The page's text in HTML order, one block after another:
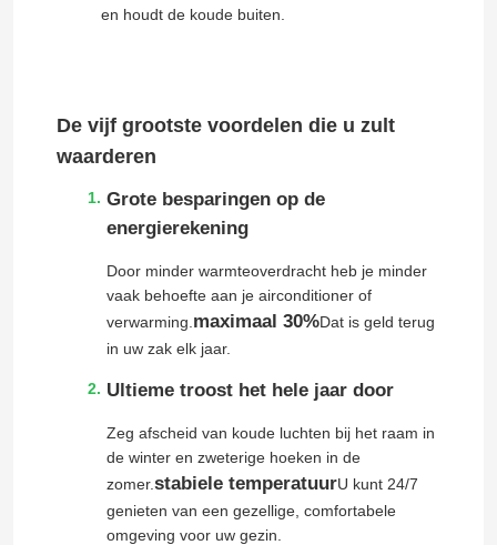
en houdt de koude buiten.
De vijf grootste voordelen die u zult
waarderen
Grote besparingen op de
energierekening
Door minder warmteoverdracht heb je minder
vaak behoefte aan je airconditioner of
verwarming. maximaal 30%Dat is geld terug
in uw zak elk jaar.
Ultieme troost het hele jaar door
Zeg afscheid van koude luchten bij het raam in
de winter en zweterige hoeken in de
zomer.stabiele temperatuurU kunt 24/7
genieten van een gezellige, comfortabele
omgeving voor uw gezin.